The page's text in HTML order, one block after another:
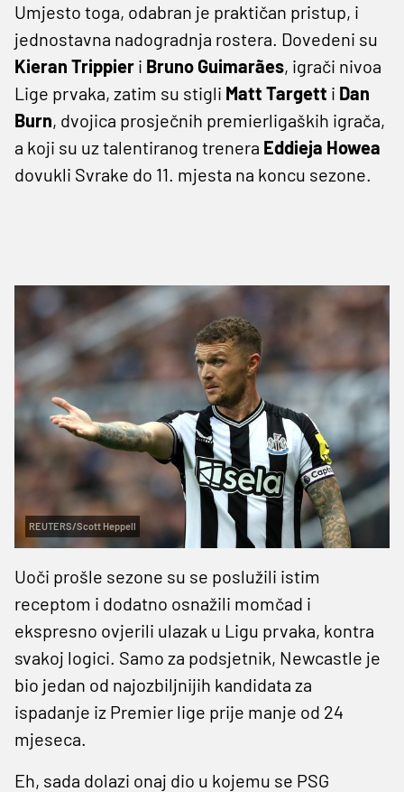
Umjesto toga, odabran je praktičan pristup, i
jednostavna nadogradnja rostera. Dovedeni su
Kieran Trippier i Bruno Guimarães, igrači nivoa
Lige prvaka, zatim su stigli Matt Targett i Dan
Burn, dvojica prosječnih premierligaških igrača,
a koji su uz talentiranog trenera Eddieja Howea
dovukli Svrake do 11. mjesta na koncu sezone.
REUTERS/Scott Heppell
Uoči prošle sezone su se poslužili istim
receptom i dodatno osnažili momčad i
ekspresno ovjerili ulazak u Ligu prvaka, kontra
svakoj logici. Samo za podsjetnik, Newcastle je
bio jedan od najozbiljnijih kandidata za
ispadanje iz Premier lige prije manje od 24
mjeseca.
Eh, sada dolazi onaj dio u kojemu se PSG